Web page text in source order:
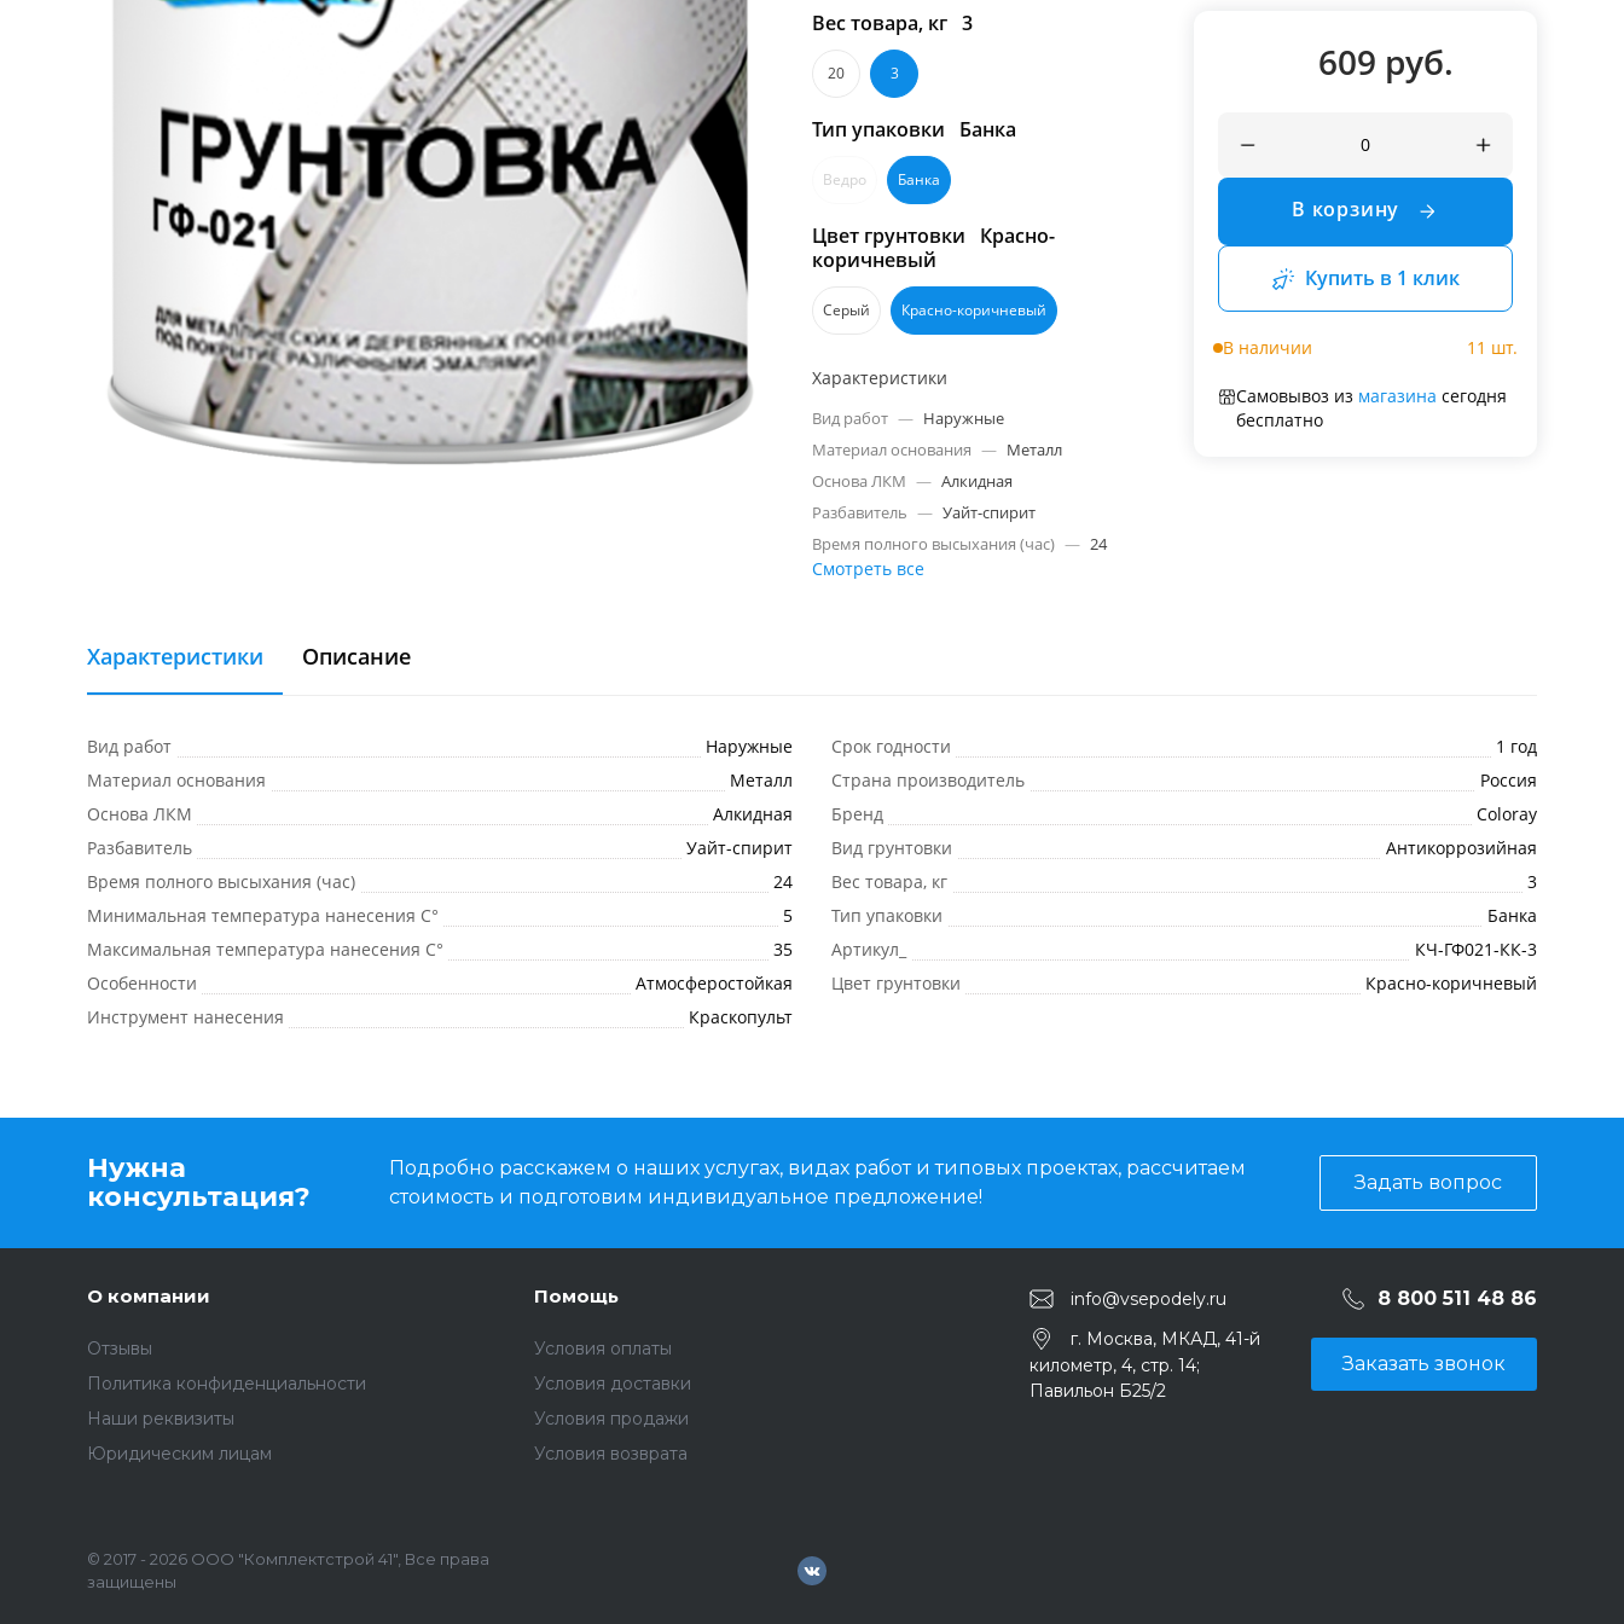
Вес товара, кг 3
20 3
Тип упаковки Банка
Ведро Банка
Цвет грунтовки
Красно-
коричневый
Серый Красно-коричневый
Характеристики
Вид работ — Наружные
Материал основания — Металл
Основа ЛКМ — Алкидная
Разбавитель — Уайт-спирит
Время полного высыхания (час) — 24
Смотреть все
609 руб.
В корзину
Купить в 1 клик
В наличии 11 шт.
Самовывоз из магазина сегодня
бесплатно
Характеристики Описание
Вид работ
Наружные
Материал основания
Металл
Основа ЛКМ
Алкидная
Разбавитель
Уайт-спирит
Время полного высыхания (час)
24
Минимальная температура нанесения C°
5
Максимальная температура нанесения C°
35
Особенности
Атмосферостойкая
Инструмент нанесения
Краскопульт
Срок годности
1 год
Страна производитель
Россия
Бренд
Coloray
Вид грунтовки
Антикоррозийная
Вес товара, кг
3
Тип упаковки
Банка
Артикул_
КЧ-ГФ021-КК-3
Цвет грунтовки
Красно-коричневый
Нужна
консультация?
Подробно расскажем о наших услугах, видах работ и типовых проектах, рассчитаем
стоимость и подготовим индивидуальное предложение!
Задать вопрос
О компании
Отзывы
Политика конфиденциальности
Наши реквизиты
Юридическим лицам
Помощь
Условия оплаты
Условия доставки
Условия продажи
Условия возврата
info@vsepodely.ru 8 800 511 48 86
г. Москва, МКАД, 41-й
километр, 4, стр. 14;
Павильон Б25/2
Заказать звонок
© 2017 - 2026 ООО "Комплектстрой 41", Все права
защищены